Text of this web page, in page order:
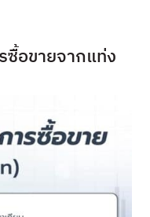
อขายจากแท่ง